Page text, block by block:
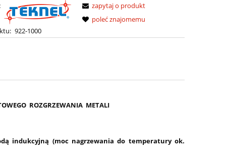
922-1000
zapytaj o produkt
poleć znajomemu
ROZGRZEWANIA METALI
indukcyjną (moc nagrzewania do temperatury ok.